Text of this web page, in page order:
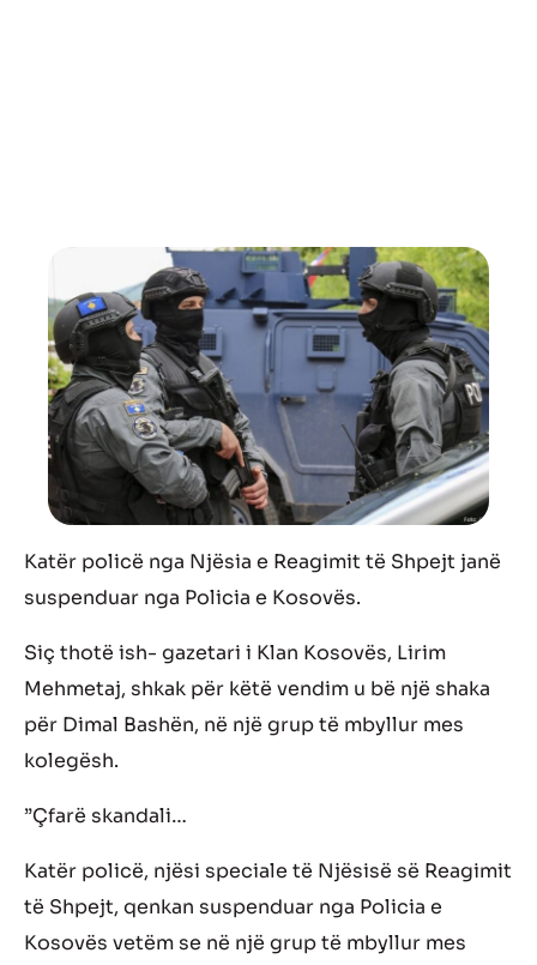
Katër policë nga Njësia e Reagimit të Shpejt janë
suspenduar nga Policia e Kosovës.
Siç thotë ish- gazetari i Klan Kosovës, Lirim
Mehmetaj, shkak për këtë vendim u bë një shaka
për Dimal Bashën, në një grup të mbyllur mes
kolegësh.
”Çfarë skandali…
Katër policë, njësi speciale të Njësisë së Reagimit
të Shpejt, qenkan suspenduar nga Policia e
Kosovës vetëm se në një grup të mbyllur mes